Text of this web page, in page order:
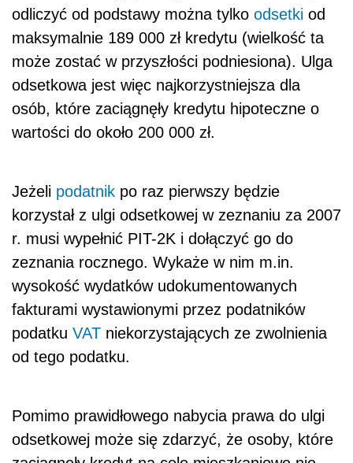
odliczyć od podstawy można tylko odsetki od
maksymalnie 189 000 zł kredytu (wielkość ta
może zostać w przyszłości podniesiona). Ulga
odsetkowa jest więc najkorzystniejsza dla
osób, które zaciągnęły kredytu hipoteczne o
wartości do około 200 000 zł.
Jeżeli podatnik po raz pierwszy będzie
korzystał z ulgi odsetkowej w zeznaniu za 2007
r. musi wypełnić PIT-2K i dołączyć go do
zeznania rocznego. Wykaże w nim m.in.
wysokość wydatków udokumentowanych
fakturami wystawionymi przez podatników
podatku VAT niekorzystających ze zwolnienia
od tego podatku.
Pomimo prawidłowego nabycia prawa do ulgi
odsetkowej może się zdarzyć, że osoby, które